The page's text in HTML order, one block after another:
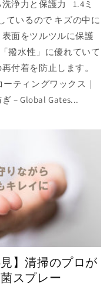
浄力と保護力 1.4ミ
ているので キズの中に
面をツルツルに保護
撥水性」に優れていて
付着を防止します。
ティングワックス｜
– Global Gates...
】清掃のプロが
スプレー